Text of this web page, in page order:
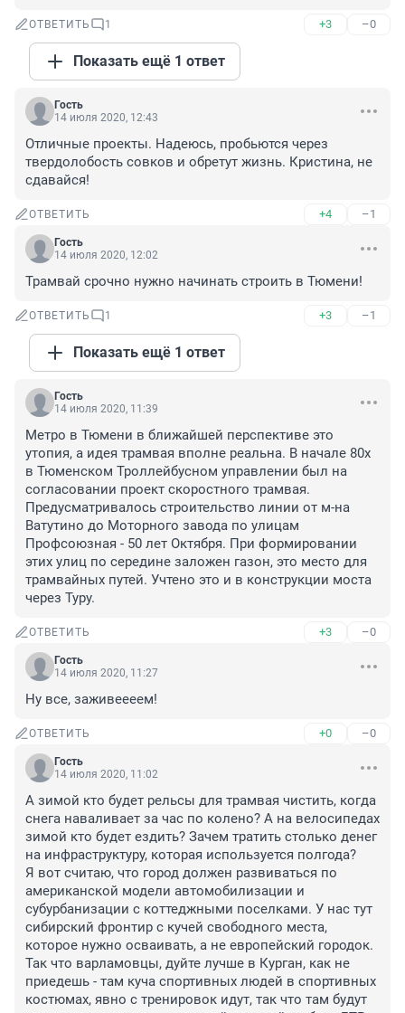
ОТВЕТИТЬ 1 +3 –0
Показать ещё 1 ответ
Гость
14 июля 2020, 12:43
Отличные проекты. Надеюсь, пробьются через
твердолобость совков и обретут жизнь. Кристина, не
сдавайся!
ОТВЕТИТЬ +4 –1
Гость
14 июля 2020, 12:02
Трамвай срочно нужно начинать строить в Тюмени!
ОТВЕТИТЬ 1 +3 –1
Показать ещё 1 ответ
Гость
14 июля 2020, 11:39
Метро в Тюмени в ближайшей перспективе это
утопия, а идея трамвая вполне реальна. В начале 80х
в Тюменском Троллейбусном управлении был на
согласовании проект скоростного трамвая.
Предусматривалось строительство линии от м-на
Ватутино до Моторного завода по улицам
Профсоюзная - 50 лет Октября. При формировании
этих улиц по середине заложен газон, это место для
трамвайных путей. Учтено это и в конструкции моста
через Туру.
ОТВЕТИТЬ +3 –0
Гость
14 июля 2020, 11:27
Ну все, заживеееем!
ОТВЕТИТЬ +0 –0
Гость
14 июля 2020, 11:02
А зимой кто будет рельсы для трамвая чистить, когда
снега наваливает за час по колено? А на велосипедах
зимой кто будет ездить? Зачем тратить столько денег
на инфраструктуру, которая используется полгода?
Я вот считаю, что город должен развиваться по
американской модели автомобилизации и
субурбанизации с коттеджными поселками. У нас тут
сибирский фронтир с кучей свободного места,
которое нужно осваивать, а не европейский городок.
Так что варламовцы, дуйте лучше в Курган, как не
приедешь - там куча спортивных людей в спортивных
костюмах, явно с тренировок идут, так что там будут